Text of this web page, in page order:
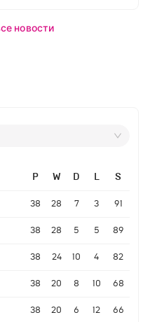
новости
P W D L S
38 28 7 3 91
38 28 5 5 89
38 24 10 4 82
38 20 8 10 68
38 20 6 12 66